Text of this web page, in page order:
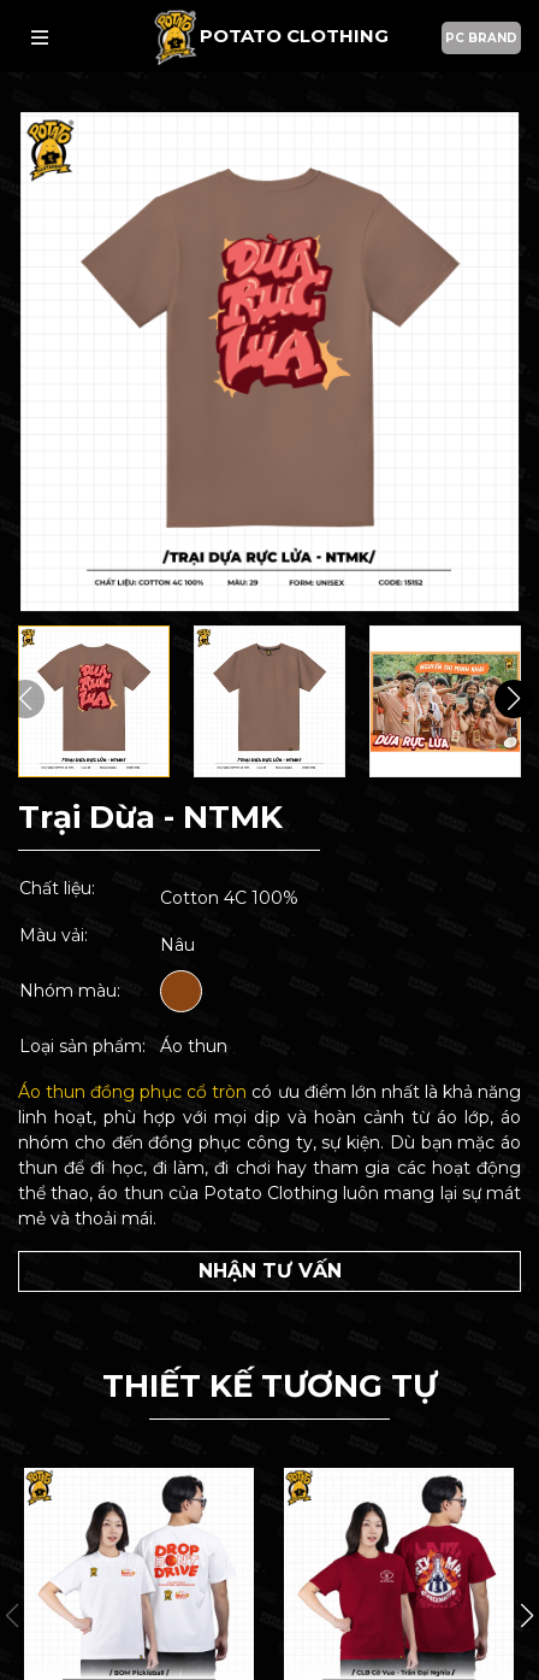
POTATO CLOTHING PC BRAND
Trại Dừa - NTMK
Chất liệu:
Cotton 4C 100%
Màu vải:
Nâu
Nhóm màu:
Loại sản phẩm: Áo thun
Áo thun đồng phục cổ tròn có ưu điểm lớn nhất là khả năng
linh hoạt, phù hợp với mọi dịp và hoàn cảnh từ áo lớp, áo
nhóm cho đến đồng phục công ty, sự kiện. Dù bạn mặc áo
thun để đi học, đi làm, đi chơi hay tham gia các hoạt động
thể thao, áo thun của Potato Clothing luôn mang lại sự mát
mẻ và thoải mái.
NHẬN TƯ VẤN
THIẾT KẾ TƯƠNG TỰ